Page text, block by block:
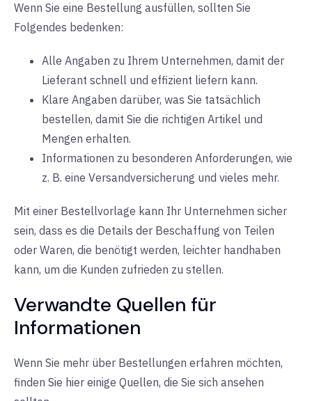
Wenn Sie eine Bestellung ausfüllen, sollten Sie
Folgendes bedenken:
Alle Angaben zu Ihrem Unternehmen, damit der
Lieferant schnell und effizient liefern kann.
Klare Angaben darüber, was Sie tatsächlich
bestellen, damit Sie die richtigen Artikel und
Mengen erhalten.
Informationen zu besonderen Anforderungen, wie
z. B. eine Versandversicherung und vieles mehr.
Mit einer Bestellvorlage kann Ihr Unternehmen sicher
sein, dass es die Details der Beschaffung von Teilen
oder Waren, die benötigt werden, leichter handhaben
kann, um die Kunden zufrieden zu stellen.
Verwandte Quellen für
Informationen
Wenn Sie mehr über Bestellungen erfahren möchten,
finden Sie hier einige Quellen, die Sie sich ansehen